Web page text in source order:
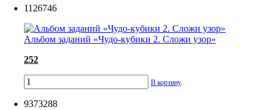
1126746
Альбом заданий «Чудо-кубики 2. Сложи узор»
252
В корзину
9373288